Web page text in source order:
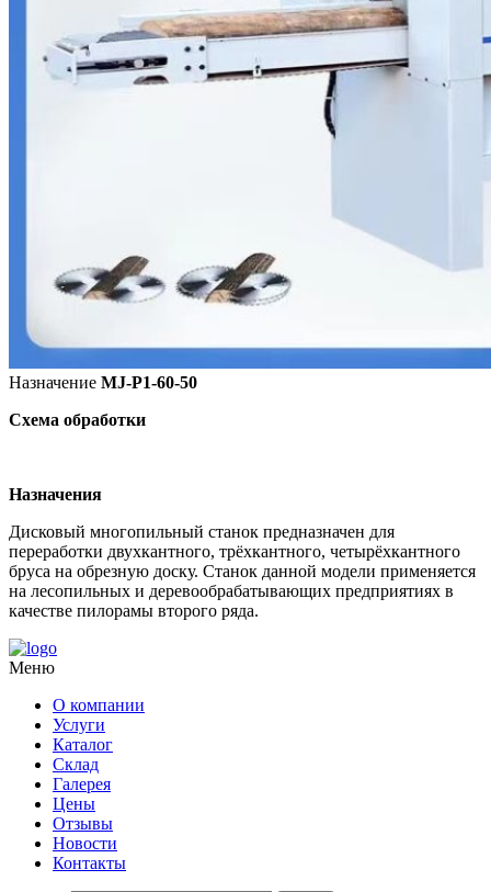
Назначение MJ-P1-60-50
Схема обработки
Назначения
Дисковый многопильный станок предназначен для
переработки двухкантного, трёхкантного, четырёхкантного
бруса на обрезную доску. Станок данной модели применяется
на лесопильных и деревообрабатывающих предприятиях в
качестве пилорамы второго ряда.
Меню
О компании
Услуги
Каталог
Склад
Галерея
Цены
Отзывы
Новости
Контакты